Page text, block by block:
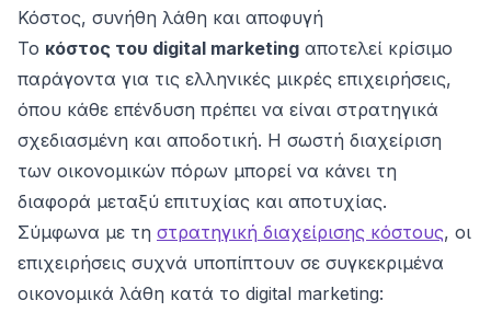
Κόστος, συνήθη λάθη και αποφυγή
Το κόστος του digital marketing αποτελεί κρίσιμο
παράγοντα για τις ελληνικές μικρές επιχειρήσεις,
όπου κάθε επένδυση πρέπει να είναι στρατηγικά
σχεδιασμένη και αποδοτική. Η σωστή διαχείριση
των οικονομικών πόρων μπορεί να κάνει τη
διαφορά μεταξύ επιτυχίας και αποτυχίας.
Σύμφωνα με τη στρατηγική διαχείρισης κόστους, οι
επιχειρήσεις συχνά υποπίπτουν σε συγκεκριμένα
οικονομικά λάθη κατά το digital marketing: